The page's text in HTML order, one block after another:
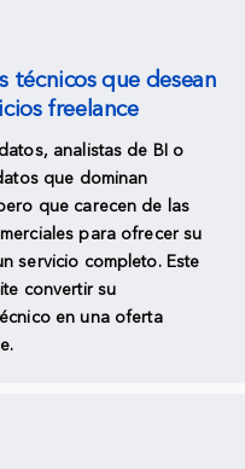
técnicos que desean
freelance
analistas de BI o
que dominan
que carecen de las
para ofrecer su
servicio completo. Este
convertir su
en una oferta